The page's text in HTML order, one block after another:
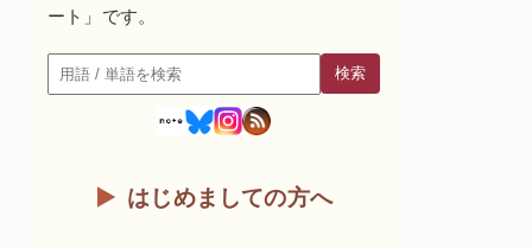
ート」です。
検索
検索
はじめましての方へ